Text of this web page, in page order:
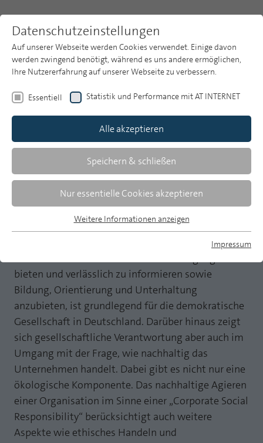
MP auf Mastodon
MP auf LinkedIn
Newsletter
Publikationsarchiv
Heft 1
Editorial
Unternehmen haben eine gesellschaftliche
Verantwortung, beim öffentlich-rechtlichen
Rundfunk ist sie sogar im Auftrag festgeschrieben.
bieten und verlässlich zu informieren sowie
Bildung, Orientierung und Unterhaltung
anzubieten, ist grundlegend für die demokratische
Gesellschaft in Deutschland. Darüber hinaus zeigt
sich gesellschaftliche Verantwortung aber auch im
Umgang mit der Frage, wie nachhaltig das
Unternehmen handelt. Dabei gibt es nicht nur eine
ökologische Komponente. Das nachhaltige Agieren
einer Organisation im Sinne einer „Corporate Social
Responsibility“ berücksichtigt auch weitere
Aspekte wie ethisches Handeln und
Datenschutzeinstellungen
Auf unserer Webseite werden Cookies verwendet. Einige davon
werden zwingend benötigt, während es uns andere ermöglichen,
Ihre Nutzererfahrung auf unserer Webseite zu verbessern.
Essentiell Statistik und Performance mit AT INTERNET
Alle akzeptieren
Speichern & schließen
Nur essentielle Cookies akzeptieren
Essentielle Cookies werden für grundlegende Funktionen der
Webseite einwandfrei funktioniert.
Name fe_typo_user
Laufzeit Session
Zweck
Dieses Cookie ist ein Standard-Session-
Cookie von TYPO3. Es speichert im Falle
eines Benutzer-Logins die Session ID
mithilfe derer der eingeloggte User
wiedererkannt wird, um ihm Zugang zu
geschützten Bereichen zu gewähren.
Cookie-Informationen anzeigen
Statistik und Performance mit AT INTERNET
CROSS-DEVICE ANALYTICS LÖSUNG
Name
Anbieter AT INTERNET
Laufzeit 1 Jahr
Cookie von AT INTERNET zur Steuerung der
Cookie-Informationen anzeigen
Weitere Informationen anzeigen
Impressum